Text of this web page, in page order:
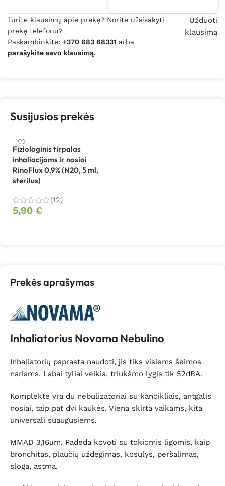
Turite klausimų apie prekę? Norite užsisakyti
prekę telefonu?
Paskambinkite: +370 683 68331 arba
parašykite savo klausimą.
Užduoti
klausimą
Susijusios prekės
Fiziologinis tirpalas
inhaliacijoms ir nosiai
RinoFlux 0,9% (N20, 5 ml,
sterilus)
(12)
5,90 €
Prekės aprašymas
Inhaliatorius Novama Nebulino
Inhaliatorių paprasta naudoti, jis tiks visiems šeimos
nariams. Labai tyliai veikia, triukšmo lygis tik 52dBA.
Komplekte yra du nebulizatoriai su kandikliais, antgalis
nosiai, taip pat dvi kaukės. Viena skirta vaikams, kita
universali suaugusiems.
MMAD 3,16μm. Padeda kovoti su tokiomis ligomis, kaip
bronchitas, plaučių uždegimas, kosulys, peršalimas,
sloga, astma.